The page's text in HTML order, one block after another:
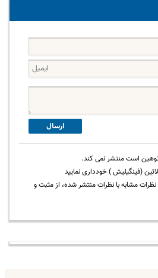
ارسال
است منتشر نمی کند.
(فینگیلیش ) خودداری نمایید
مشابه با نظرات منتشر شده، از مثبت و